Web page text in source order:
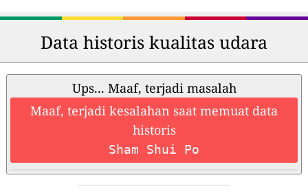
Data historis kualitas udara
Ups... Maaf, terjadi masalah
Maaf, terjadi kesalahan saat memuat data
historis
Sham Shui Po